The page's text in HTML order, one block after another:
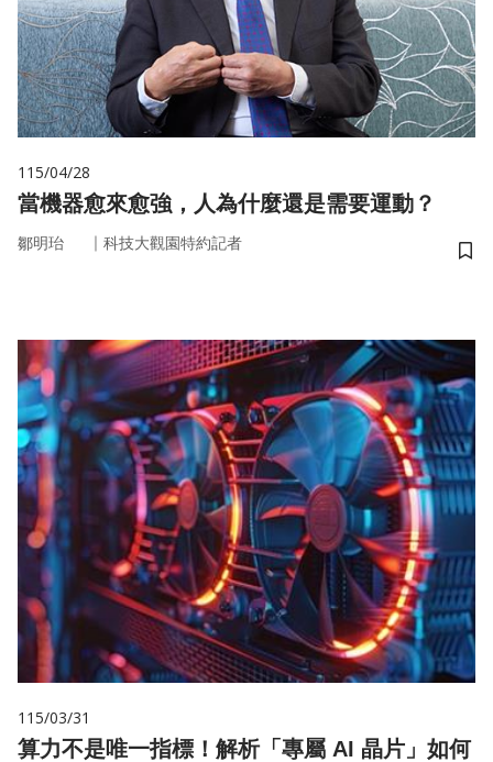
115/04/28
當機器愈來愈強，人為什麼還是需要運動？
鄒明珆 ｜ 科技大觀園特約記者
儲
115/03/31
算力不是唯一指標！解析「專屬 AI 晶片」如何